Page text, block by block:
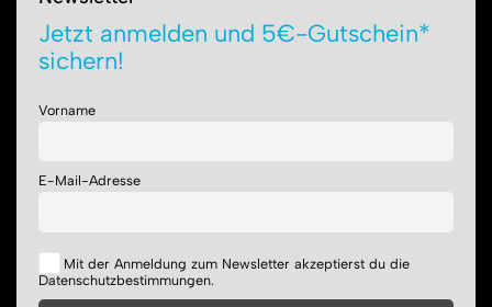
Jetzt anmelden und 5€-Gutschein*
sichern!
Vorname
E-Mail-Adresse
Mit der Anmeldung zum Newsletter akzeptierst du die
Datenschutzbestimmungen.